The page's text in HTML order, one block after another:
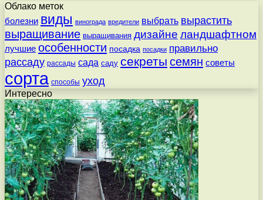
Облако меток
болезни виды винограда вредители выбрать вырастить
выращивание выращивания дизайне ландшафтном
лучшие особенности посадка посадки правильно
рассаду рассады сада саду секреты семян советы
сорта способы уход
Интересно